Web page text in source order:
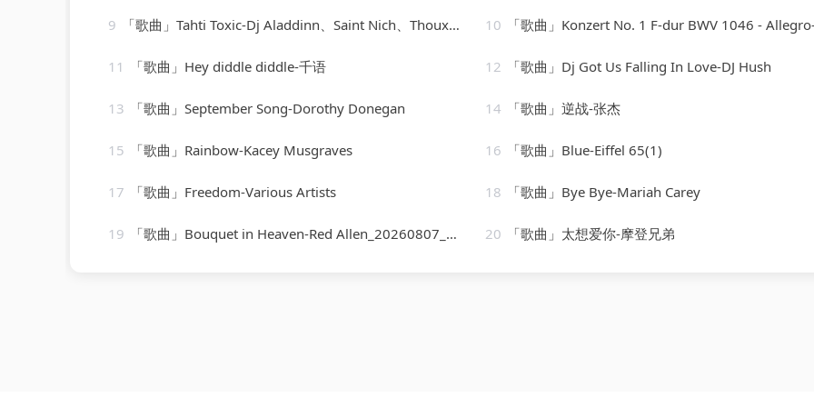
9 「歌曲」Tahti Toxic-Dj Aladdinn、Saint Nich、Thouxanbanfauni 10 「歌曲」Konzert No. 1 F-dur BWV 1046 - Allegro-Karl Richter、The Munich Philharmonic
11 「歌曲」Hey diddle diddle-千语 12 「歌曲」Dj Got Us Falling In Love-DJ Hush
13 「歌曲」September Song-Dorothy Donegan 14 「歌曲」逆战-张杰
15 「歌曲」Rainbow-Kacey Musgraves 16 「歌曲」Blue-Eiffel 65(1)
17 「歌曲」Freedom-Various Artists 18 「歌曲」Bye Bye-Mariah Carey
19 「歌曲」Bouquet in Heaven-Red Allen_20260807_131724 20 「歌曲」太想爱你-摩登兄弟